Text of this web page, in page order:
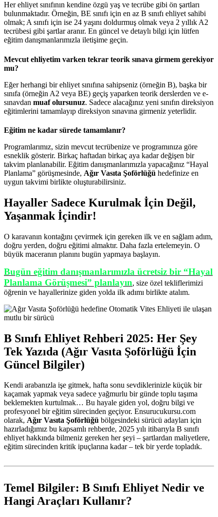
Her ehliyet sınıfının kendine özgü yaş ve tecrübe gibi ön şartları
bulunmaktadır. Örneğin, BE sınıfı için en az B sınıfı ehliyet sahibi
olmak; A sınıfı için ise 24 yaşını doldurmuş olmak veya 2 yıllık A2
tecrübesi gibi şartlar aranır. En güncel ve detaylı bilgi için lütfen
eğitim danışmanlarımızla iletişime geçin.
Mevcut ehliyetim varken tekrar teorik sınava girmem gerekiyor
mu?
Eğer herhangi bir ehliyet sınıfına sahipseniz (örneğin B), başka bir
sınıfa (örneğin A2 veya BE) geçiş yaparken teorik derslerden ve e-
sınavdan muaf olursunuz. Sadece alacağınız yeni sınıfın direksiyon
eğitimlerini tamamlayıp direksiyon sınavına girmeniz yeterlidir.
Eğitim ne kadar sürede tamamlanır?
Programlarımız, sizin mevcut tecrübenize ve programınıza göre
esneklik gösterir. Birkaç haftadan birkaç aya kadar değişen bir
takvim planlanabilir. Eğitim danışmanlarımızla yapacağınız “Hayal
Planlama” görüşmesinde, Ağır Vasıta Şoförlüğü hedefinize en
uygun takvimi birlikte oluşturabilirsiniz.
Hayaller Sadece Kurulmak İçin Değil,
Yaşanmak İçindir!
O karavanın kontağını çevirmek için gereken ilk ve en sağlam adım,
doğru yerden, doğru eğitimi almaktır. Daha fazla ertelemeyin. O
büyük maceranın planını bugün yapmaya başlayın.
Bugün eğitim danışmanlarımızla ücretsiz bir “Hayal
Planlama Görüşmesi” planlayın, size özel tekliflerimizi
öğrenin ve hayallerinize giden yolda ilk adımı birlikte atalım.
B Sınıfı Ehliyet Rehberi 2025: Her Şey
Tek Yazıda (Ağır Vasıta Şoförlüğü İçin
Güncel Bilgiler)
Kendi arabanızla işe gitmek, hafta sonu sevdiklerinizle küçük bir
kaçamak yapmak veya sadece yağmurlu bir günde toplu taşıma
beklemekten kurtulmak… Bu hayale giden yol, doğru bilgi ve
profesyonel bir eğitim sürecinden geçiyor. Ensurucukursu.com
olarak, Ağır Vasıta Şoförlüğü bölgesindeki sürücü adayları için
hazırladığımız bu kapsamlı rehberde, 2025 yılı itibarıyla B sınıfı
ehliyet hakkında bilmeniz gereken her şeyi – şartlardan maliyetlere,
eğitim sürecinden kritik ipuçlarına kadar – tek bir yerde topladık.
Temel Bilgiler: B Sınıfı Ehliyet Nedir ve
Hangi Araçları Kullanır?